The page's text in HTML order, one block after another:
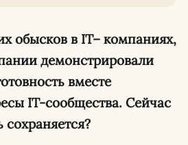
обысков в IT– компаниях,
демонстрировали
вместе
IT-сообщества. Сейчас
сохраняется?